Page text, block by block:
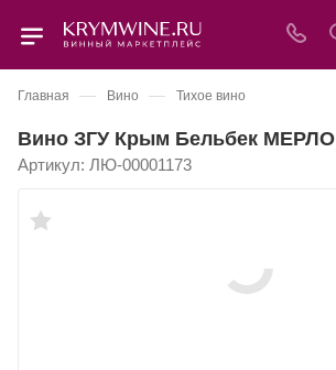
Главная — Вино — Тихое вино
Вино ЗГУ Крым Бельбек МЕРЛО
Артикул: ЛЮ-00001173